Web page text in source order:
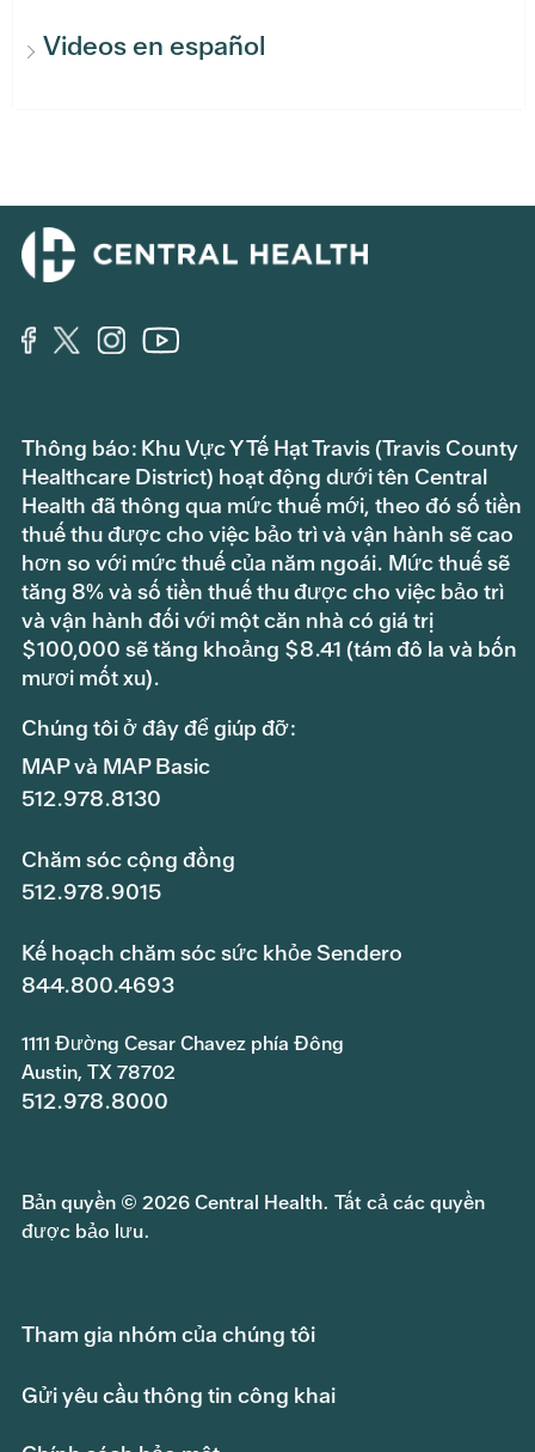
Videos en español
Thông báo: Khu Vực Y Tế Hạt Travis (Travis County
Healthcare District) hoạt động dưới tên Central
Health đã thông qua mức thuế mới, theo đó số tiền
thuế thu được cho việc bảo trì và vận hành sẽ cao
hơn so với mức thuế của năm ngoái. Mức thuế sẽ
tăng 8% và số tiền thuế thu được cho việc bảo trì
và vận hành đối với một căn nhà có giá trị
$100,000 sẽ tăng khoảng $8.41 (tám đô la và bốn
mươi mốt xu).
Chúng tôi ở đây để giúp đỡ:
MAP và MAP Basic
512.978.8130
Chăm sóc cộng đồng
512.978.9015
Kế hoạch chăm sóc sức khỏe Sendero
844.800.4693
1111 Đường Cesar Chavez phía Đông
Austin, TX 78702
512.978.8000
Bản quyền © 2026 Central Health. Tất cả các quyền
được bảo lưu.
Tham gia nhóm của chúng tôi
Gửi yêu cầu thông tin công khai